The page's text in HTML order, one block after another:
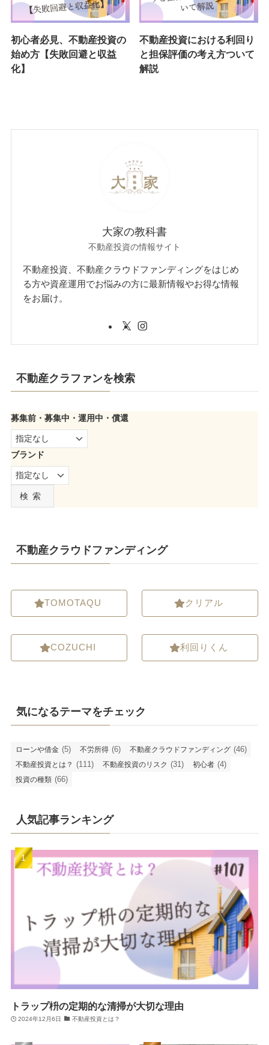
初心者必見、不動産投資の
始め方【失敗回避と収益
化】
不動産投資における利回り
と担保評価の考え方ついて
解説
大家の教科書
不動産投資の情報サイト
不動産投資、不動産クラウドファンディングをはじめ
る方や資産運用でお悩みの方に最新情報やお得な情報
をお届け。
不動産クラファンを検索
募集前・募集中・運用中・償還
ブランド
検索
不動産クラウドファンディング
TOMOTAQU
COZUCHI
クリアル
利回りくん
気になるテーマをチェック
ローンや借金 (5) 不労所得 (6) 不動産クラウドファンディング (46)
不動産投資とは？ (111) 不動産投資のリスク (31) 初心者 (4)
投資の種類 (66)
人気記事ランキング
トラップ枡の定期的な清掃が大切な理由
2024年12月6日 不動産投資とは？